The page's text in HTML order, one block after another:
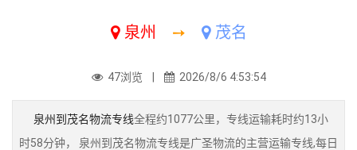
泉州 ➙ 茂名
47浏览 | 2026/8/6 4:53:54
泉州到茂名物流专线全程约1077公里，专线运输耗时约13小
时58分钟， 泉州到茂名物流专线是广圣物流的主营运输专线,每日